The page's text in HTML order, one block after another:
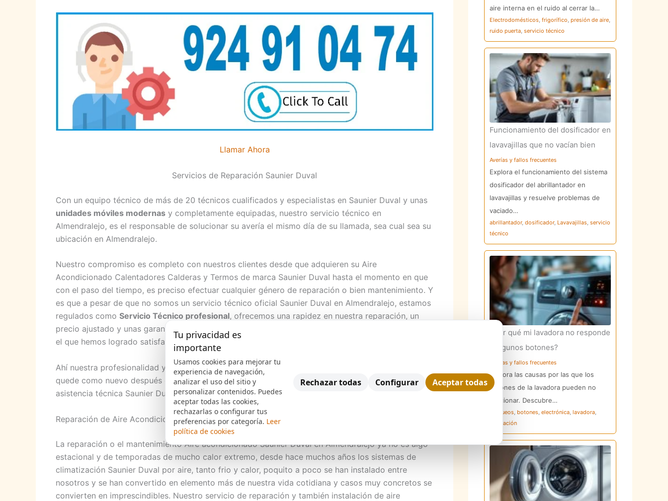
Llamar Ahora
Servicios de Reparación Saunier Duval
Con un equipo técnico de más de 20 técnicos cualificados y especialistas en Saunier Duval y unas
unidades móviles modernas y completamente equipadas, nuestro servicio técnico en
Almendralejo, es el responsable de solucionar su avería el mismo día de su llamada, sea cual sea su
ubicación en Almendralejo.
Nuestro compromiso es completo con nuestros clientes desde que adquieren su Aire
Acondicionado Calentadores Calderas y Termos de marca Saunier Duval hasta el momento en que
con el paso del tiempo, es preciso efectuar cualquier género de reparación o bien mantenimiento. Y
es que a pesar de que no somos un servicio técnico oficial Saunier Duval en Almendralejo, estamos
regulados como Servicio Técnico profesional, ofrecemos una rapidez en nuestra reparación, un
precio ajustado y unas garantías por escrito ( 3 meses en mano de obra y dos años en piezas) con
el que hemos logrado satisfacer y fidelizar a miles de clientes en todo Almendralejo.
Ahí nuestra profesionalidad y nuestro gran servicio técnico para Saunier Duval, hace que su aparato
quede como nuevo después de nuestra asistencia, sea cual sea realizamos la reparación. Nuestra
asistencia técnica Saunier Duval en Almendralejo resalta los próximos servicios:
Reparación de Aire Acondicionado Saunier Duval en Almendralejo
La reparación o el mantenimiento Aire acondicionado Saunier Duval en Almendralejo ya no es algo
estacional y de temporadas de mucho calor extremo, desde hace muchos años los sistemas de
climatización Saunier Duval por aire, tanto frio y calor, poquito a poco se han instalado entre
nosotros y se han convertido en elemento más de nuestra vida cotidiana y casos muy concretos se
convierten en imprescindibles. Nuestro servicio de reparación y también instalación de aire
aire interna en el ruido al cerrar la…
Electrodomésticos, frigorífico, presión de aire,
ruido puerta, servicio técnico
Funcionamiento del dosificador en
lavavajillas que no vacían bien
Averías y fallos frecuentes
Explora el funcionamiento del sistema
dosificador del abrillantador en
lavavajillas y resuelve problemas de
vaciado…
abrillantador, dosificador, Lavavajillas, servicio
técnico
¿Por qué mi lavadora no responde
a algunos botones?
Averías y fallos frecuentes
Explora las causas por las que los
botones de la lavadora pueden no
funcionar. Descubre…
bloqueos, botones, electrónica, lavadora,
reparación
Tu privacidad es
importante
Usamos cookies para mejorar tu
experiencia de navegación,
analizar el uso del sitio y
personalizar contenidos. Puedes
aceptar todas las cookies,
rechazarlas o configurar tus
preferencias por categoría. Leer
política de cookies
Rechazar todas Configurar Aceptar todas